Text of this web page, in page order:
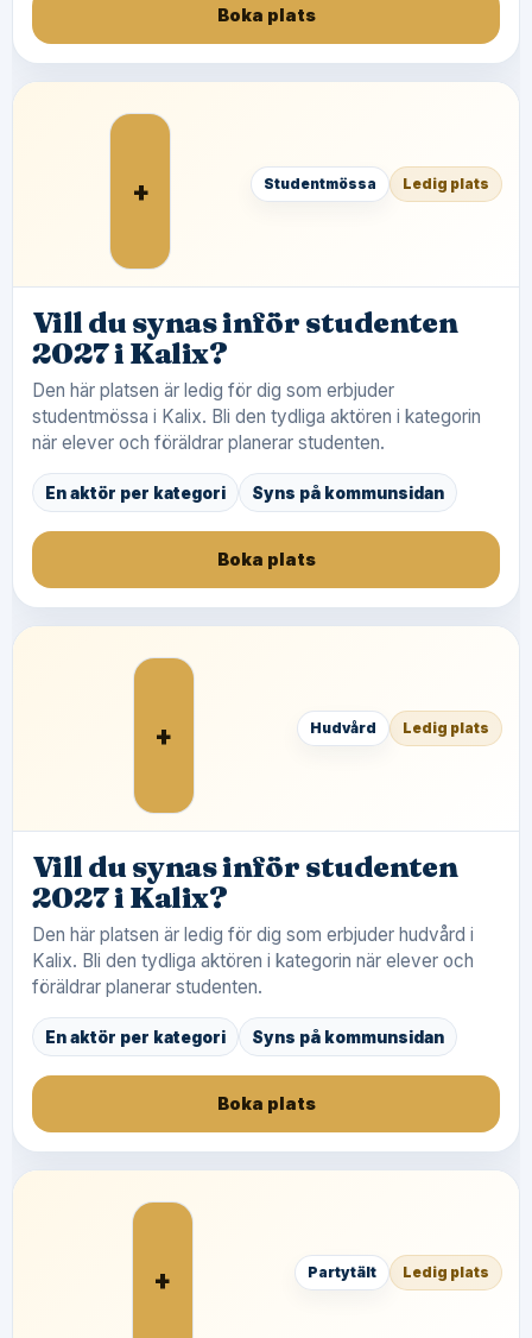
Boka plats
+ Studentmössa Ledig plats
Vill du synas inför studenten
2027 i Kalix?
Den här platsen är ledig för dig som erbjuder
studentmössa i Kalix. Bli den tydliga aktören i kategorin
när elever och föräldrar planerar studenten.
En aktör per kategori Syns på kommunsidan
Boka plats
+ Hudvård Ledig plats
Vill du synas inför studenten
2027 i Kalix?
Den här platsen är ledig för dig som erbjuder hudvård i
Kalix. Bli den tydliga aktören i kategorin när elever och
föräldrar planerar studenten.
En aktör per kategori Syns på kommunsidan
Boka plats
+ Partytält Ledig plats